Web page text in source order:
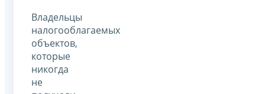
Владельцы
налогооблагаемых
объектов,
которые
никогда
не